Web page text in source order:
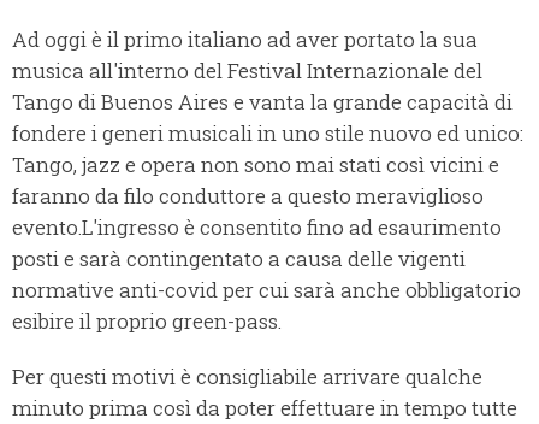
Ad oggi è il primo italiano ad aver portato la sua
musica all'interno del Festival Internazionale del
Tango di Buenos Aires e vanta la grande capacità di
fondere i generi musicali in uno stile nuovo ed unico:
Tango, jazz e opera non sono mai stati così vicini e
faranno da filo conduttore a questo meraviglioso
evento.L'ingresso è consentito fino ad esaurimento
posti e sarà contingentato a causa delle vigenti
normative anti-covid per cui sarà anche obbligatorio
esibire il proprio green-pass.
Per questi motivi è consigliabile arrivare qualche
minuto prima così da poter effettuare in tempo tutte